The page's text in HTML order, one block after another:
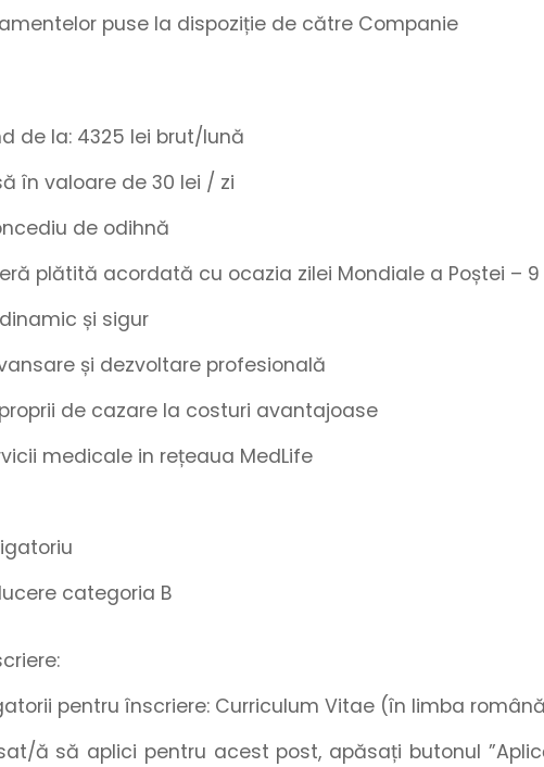
puse la dispoziție de către Companie
de la: 4325 lei brut/lună
în valoare de 30 lei / zi
de odihnă
plătită acordată cu ocazia zilei Mondiale a Poștei –
dinamic și sigur
și dezvoltare profesională
de cazare la costuri avantajoase
medicale in rețeaua MedLife
categoria B
pentru înscriere: Curriculum Vitae (în limba
ă să aplici pentru acest post, apăsați butonul